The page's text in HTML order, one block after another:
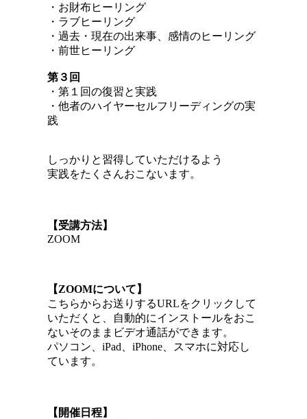
・お財布ヒーリング
・ラブヒーリング
・過去・現在の出来事、感情のヒーリング
・前世ヒーリング
第３回
・第１回の復習と実践
・他者のハイヤーセルフリーディングの実
践
しっかりと習得していただけるよう
実践をたくさんおこないます。
【受講方法】
ZOOM
【ZOOMについて】
こちらからお送りするURLをクリックして
いただくと、
自動的にインストールをおこ
ないそのままビデオ通話ができます。
パソコン、iPad、iPhone、スマホに対応し
ています。
【開催日程】